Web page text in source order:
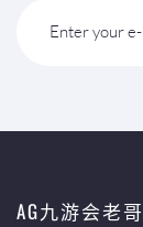
Enter your
AG九游会老哥